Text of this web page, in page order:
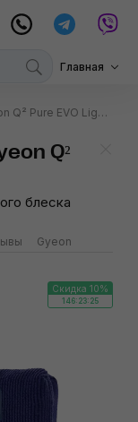
Главная
Кварцевое покрытие Gyeon Q² Pure EVO Light 50 ml
Q²
блеска
Gyeon
Скидка 10%
146:23:25